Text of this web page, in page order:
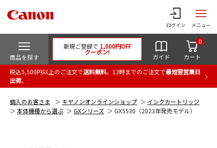
ログイン メニュー
商品を探す
新規ご登録で 1,000円OFF
クーポン!
ガイド カート
0
税込5,500円以上のご注文で送料無料。13時までのご注文で最短翌営業日
出荷。
個人のお客さま キヤノンオンラインショップ
インクカートリッジ
本体機種から選ぶ
GXシリーズ GX5530（2023年発売モデル）